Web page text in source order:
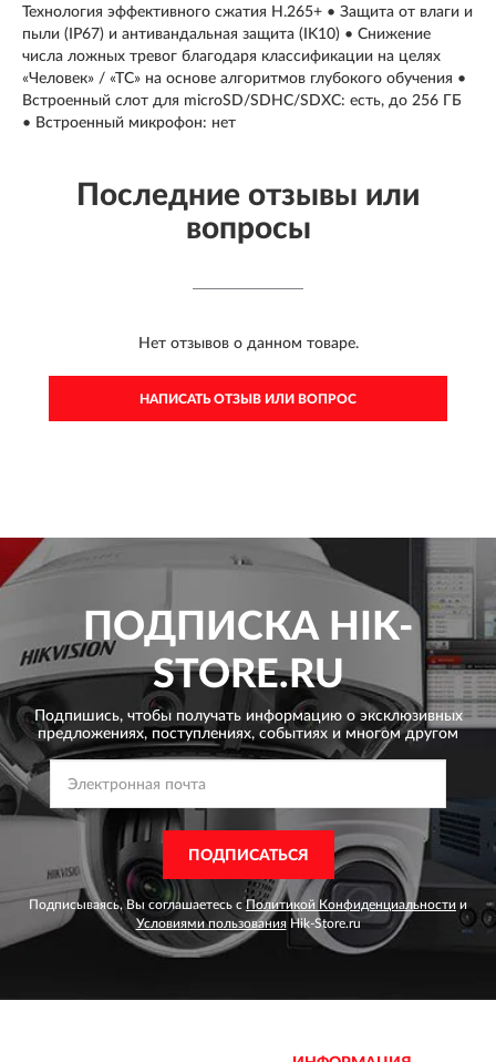
Технология эффективного сжатия H.265+ • Защита от влаги и
пыли (IP67) и антивандальная защита (IK10) • Снижение
числа ложных тревог благодаря классификации на целях
«Человек» / «ТС» на основе алгоритмов глубокого обучения •
Встроенный слот для microSD/SDHC/SDXC: есть, до 256 ГБ
• Встроенный микрофон: нет
Последние отзывы или
вопросы
Нет отзывов о данном товаре.
НАПИСАТЬ ОТЗЫВ ИЛИ ВОПРОС
ПОДПИСКАHIK-
STORE.RU
Подпишись, чтобы получать информацию о эксклюзивных
предложениях, поступлениях, событиях и многом другом
ПОДПИСАТЬСЯ
Подписываясь, Вы соглашаетесь сПолитикой Конфиденциальности и
Условиями пользованияHik-Store.ru